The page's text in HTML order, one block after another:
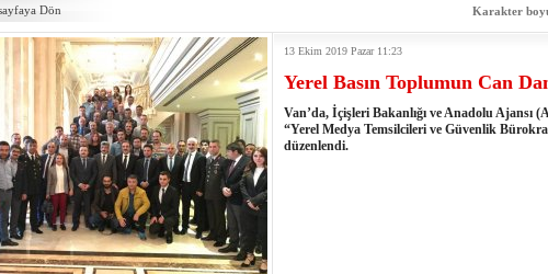
- Başkan Büyüksu: Gençlerimiz için geleceğe yatırım yapıyoruz
17:35- Hakkari'ye Raftingde Çifte Gurur
17:32
- Dağcı Yüksel Işık'ın izini köylüler buldu
17:30- Hayvanlar Şarbona karşı aşılanıyor
17:27- Hakkari'de yaz ortasında kış manzarası
19:22- Cennet-Cehennem Vadisi'nde tarihi güreş finali
19:19- CHP Hakkari ve 26 il başkanını görevden aldı
19:17 - Cennet Cehennem Vadisi'nde şampiyonluk mücadelesi start aldı
19:13- Bakan Yardımcısı Çelik, Aşiret Lideri Keskin'i ziyaret etti
19:10- Hakkari'de 503 kilogram Esrar ele geçirildi
19:08- Bakan Yardımcısı Ali Çelik Hakkari’de sevgi seli
Dön Karakter
13 Ekim 2019 Pazar 11:23
Yerel Basın Toplumun Can
Van’da, İçişleri Bakanlığı ve Anadolu Ajansı
“Yerel Medya Temsilcileri ve Güvenlik
düzenlendi.